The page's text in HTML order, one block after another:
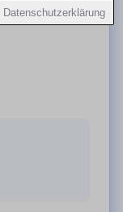
Datenschutzerklärung